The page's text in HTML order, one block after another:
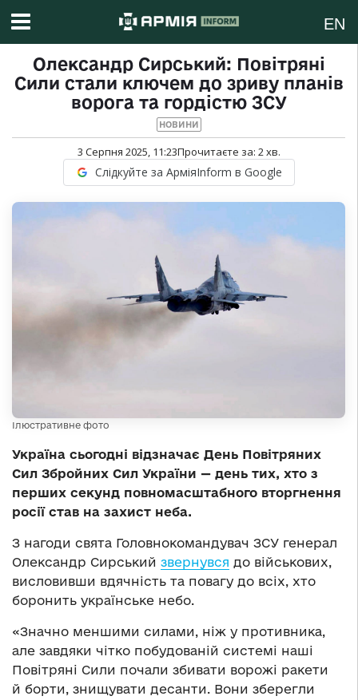
EN
Олександр Сирський: Повітряні
Сили стали ключем до зриву планів
ворога та гордістю ЗСУ
НОВИНИ
3 Серпня 2025, 11:23Прочитаєте за: 2хв.
Слідкуйте за АрміяInform в Google
Ілюстративне фото
Україна сьогодні відзначає День Повітряних
Сил Збройних Сил України — день тих, хто з
перших секунд повномасштабного вторгнення
росії став на захист неба.
З нагоди свята Головнокомандувач ЗСУ генерал
Олександр Сирський звернувся до військових,
висловивши вдячність та повагу до всіх, хто
боронить українське небо.
«Значно меншими силами, ніж у противника,
але завдяки чітко побудованій системі наші
Повітряні Сили почали збивати ворожі ракети
й борти, знищувати десанти. Вони зберегли